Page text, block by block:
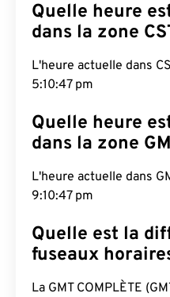
Quelle heure
dans la zone
L'heure actuelle dans
5:10:48 pm
Quelle heure
dans la zone
L'heure actuelle dans
9:10:48 pm
Quelle est la
fuseaux
La GMT COMPLÈTE